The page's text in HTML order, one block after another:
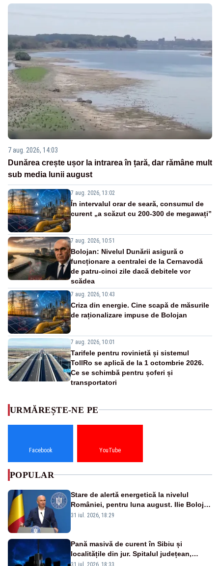
7 aug. 2026, 14:03
Dunărea crește ușor la intrarea în țară, dar rămâne mult
sub media lunii august
7 aug. 2026, 13:02
În intervalul orar de seară, consumul de
curent „a scăzut cu 200-300 de megawați”
7 aug. 2026, 10:51
Bolojan: Nivelul Dunării asigură o
funcționare a centralei de la Cernavodă
de patru-cinci zile dacă debitele vor
scădea
7 aug. 2026, 10:43
Criza din energie. Cine scapă de măsurile
de raționalizare impuse de Bolojan
7 aug. 2026, 10:01
Tarifele pentru rovinietă și sistemul
TollRo se aplică de la 1 octombrie 2026.
Ce se schimbă pentru șoferi și
transportatori
URMĂREȘTE-NE PE
Facebook YouTube
POPULAR
Stare de alertă energetică la nivelul
României, pentru luna august. Ilie Bolojan
a anunțat importuri și posibile restricții –
31 iul. 2026, 18:29
Pană masivă de curent în Sibiu și
localitățile din jur. Spitalul județean,
semafoarele, rețelele de telefonie, grav
31 iul. 2026, 18:33